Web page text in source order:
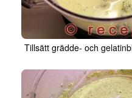
Tillsätt grädde- och